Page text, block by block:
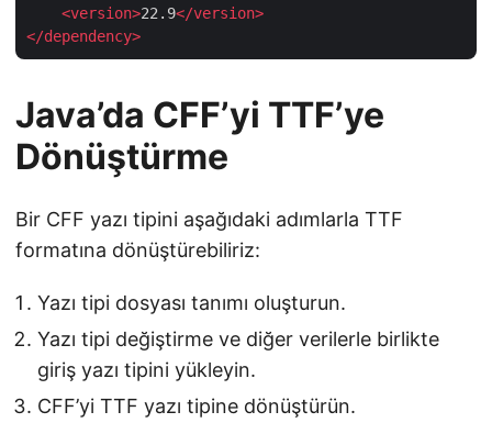
<version>22.9</version>
</dependency>
Java’da CFF’yi TTF’ye
Dönüştürme
Bir CFF yazı tipini aşağıdaki adımlarla TTF
formatına dönüştürebiliriz:
Yazı tipi dosyası tanımı oluşturun.
Yazı tipi değiştirme ve diğer verilerle birlikte
giriş yazı tipini yükleyin.
CFF’yi TTF yazı tipine dönüştürün.